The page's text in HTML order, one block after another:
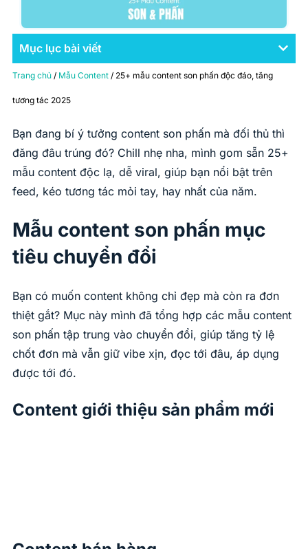
Mục lục bài viết
Trang chủ / Mẫu Content / 25+ mẫu content son phấn độc đáo, tăng
tương tác 2025
Bạn đang bí ý tưởng content son phấn mà đối thủ thì
đăng đâu trúng đó? Chill nhẹ nha, mình gom sẵn 25+
mẫu content độc lạ, dễ viral, giúp bạn nổi bật trên
feed, kéo tương tác mỏi tay, hay nhất của năm.
Mẫu content son phấn mục
tiêu chuyển đổi
Bạn có muốn content không chỉ đẹp mà còn ra đơn
thiệt gắt? Mục này mình đã tổng hợp các mẫu content
son phấn tập trung vào chuyển đổi, giúp tăng tỷ lệ
chốt đơn mà vẫn giữ vibe xịn, đọc tới đâu, áp dụng
được tới đó.
Content giới thiệu sản phẩm mới